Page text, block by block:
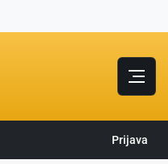
Prijava